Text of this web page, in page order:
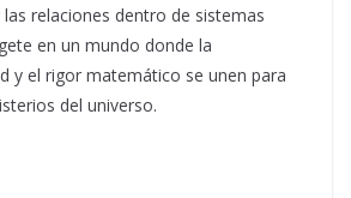
relaciones dentro de sistemas
en un mundo donde la
y el rigor matemático se unen para
del universo.